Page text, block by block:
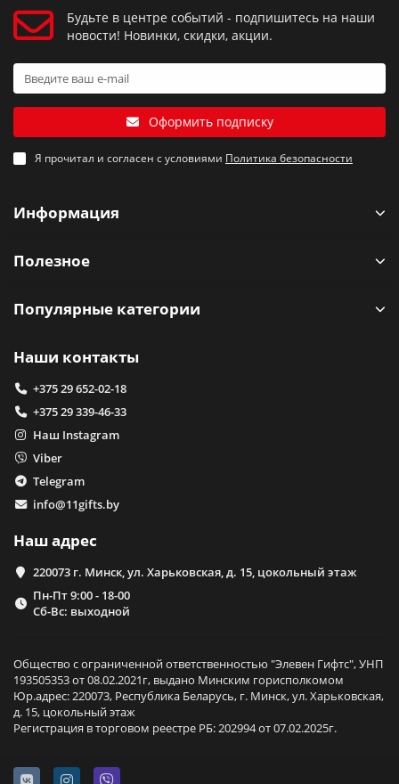
Будьте в центре событий - подпишитесь на наши
новости! Новинки, скидки, акции.
Оформить подписку
Я прочитал и согласен с условиями Политика безопасности
Информация
Полезное
Популярные категории
Наши контакты
+375 29 652-02-18
+375 29 339-46-33
Наш Instagram
Viber
Telegram
info@11gifts.by
Наш адрес
220073 г. Минск, ул. Харьковская, д. 15, цокольный этаж
Пн-Пт 9:00 - 18-00
Сб-Вс: выходной
Общество с ограниченной ответственностью "Элевен Гифтс", УНП
193505353 от 08.02.2021г, выдано Минским горисполкомом
Юр.адрес: 220073, Республика Беларусь, г. Минск, ул. Харьковская,
д. 15, цокольный этаж
Регистрация в торговом реестре РБ: 202994 от 07.02.2025г.